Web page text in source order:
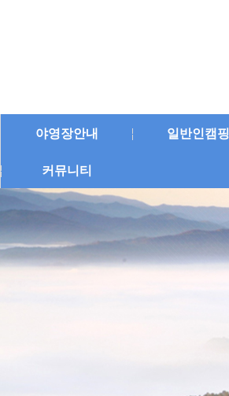
야영장안내 일반인캠핑
커뮤니티